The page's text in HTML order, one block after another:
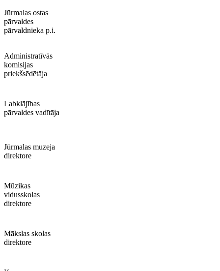
Jūrmalas ostas
pārvaldes
pārvaldnieka p.i.
Administratīvās
komisijas
priekšsēdētāja
Labklājības
pārvaldes vadītāja
Jūrmalas muzeja
direktore
Mūzikas
vidusskolas
direktore
Mākslas skolas
direktore